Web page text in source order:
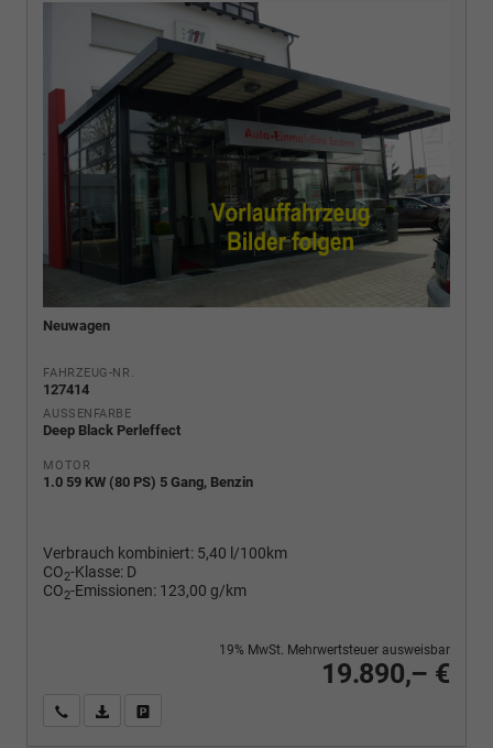
Neuwagen
FAHRZEUG-NR.
127414
AUSSENFARBE
Deep Black Perleffect
MOTOR
1.0 59 KW (80 PS) 5 Gang, Benzin
Verbrauch kombiniert: 5,40 l/100km
CO2-Klasse: D
CO2-Emissionen: 123,00 g/km
19.890,– €
19% MwSt. Mehrwertsteuer ausweisbar
Wir rufen Sie anPDF-Fahrzeugexposé drucken